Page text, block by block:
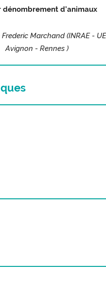
dénombrement d’animaux
Marchand (INRAE -
Avignon - Rennes )